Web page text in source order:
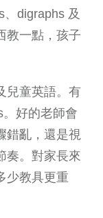
digraphs 及
教一點，孩子
兒童英語。有
好的老師會
錯亂，還是視
奏。對家長來
少教具更重